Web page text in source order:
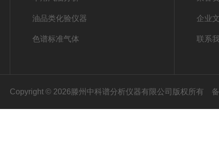
油品类化验仪器
色谱标准气体
企业
联系
Copyright © 2026滕州中科谱分析仪器有限公司版权所有